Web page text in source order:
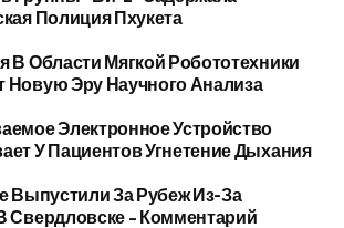
Полиция Пхукета
В Области Мягкой Робототехники
Новую Эру Научного Анализа
Электронное Устройство
У Пациентов Угнетение Дыхания
Выпустили За Рубеж Из-За
Свердловске – Комментарий